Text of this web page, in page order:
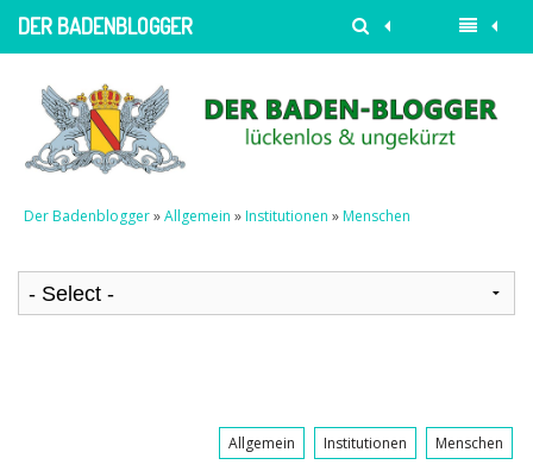
DER BADENBLOGGER
Der Badenblogger»Allgemein »Institutionen »Menschen
Allgemein Institutionen Menschen